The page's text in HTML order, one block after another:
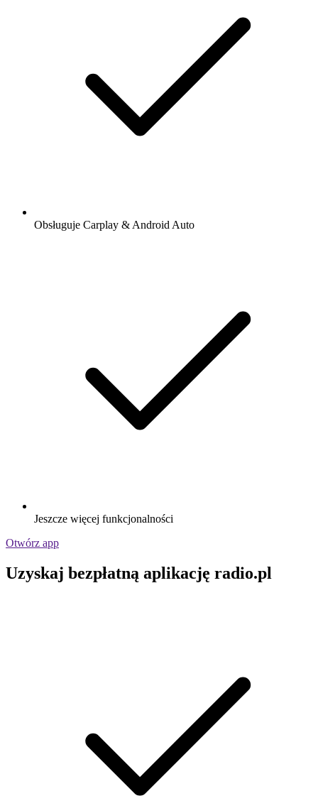
Obsługuje Carplay & Android Auto
Jeszcze więcej funkcjonalności
Otwórz app
Uzyskaj bezpłatną aplikację radio.pl